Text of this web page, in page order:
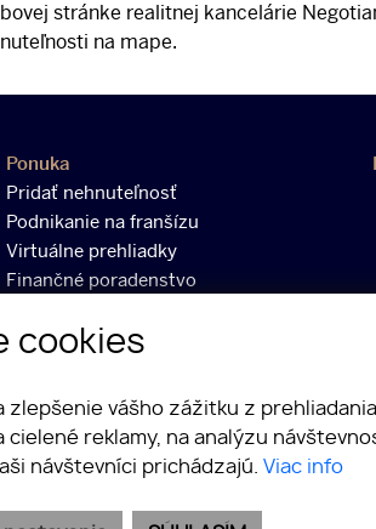
stránke realitnej kancelárie
na mape.
Ponuka
Pridať nehnuteľnosť
Podnikanie na franšízu
Virtuálne prehliadky
Finančné poradenstvo
Negotiant klub
cookies
vášho zážitku z
reklamy, na analýzu
návštevníci prichádzajú. Viac info